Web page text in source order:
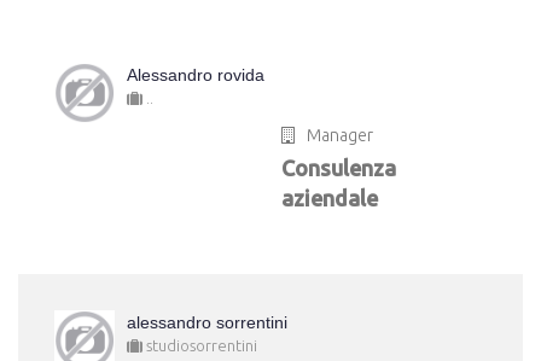
Alessandro rovida
Manager
Consulenza
aziendale
alessandro sorrentini
studiosorrentini